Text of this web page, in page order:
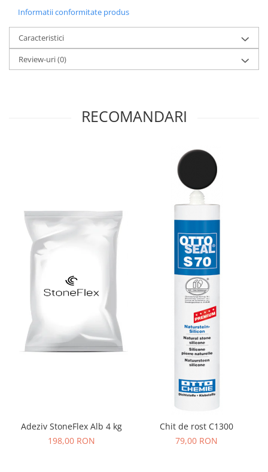
Informatii conformitate produs
Caracteristici
Review-uri(0)
RECOMANDARI
Adeziv StoneFlex Alb 4 kg
198,00 RON
Chit de rost C1300
79,00 RON